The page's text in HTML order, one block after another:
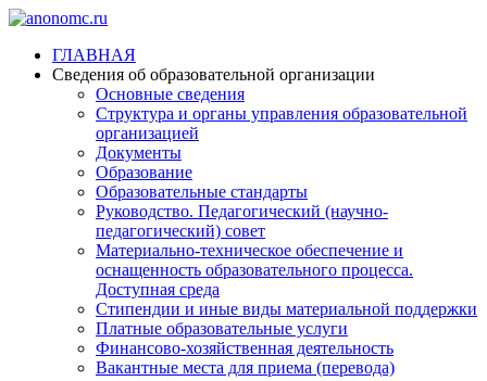
ГЛАВНАЯ
Сведения об образовательной организации
Основные сведения
Структура и органы управления образовательной
организацией
Документы
Образование
Образовательные стандарты
Руководство. Педагогический (научно-
педагогический) совет
Материально-техническое обеспечение и
оснащенность образовательного процесса.
Доступная среда
Стипендии и иные виды материальной поддержки
Платные образовательные услуги
Финансово-хозяйственная деятельность
Вакантные места для приема (перевода)